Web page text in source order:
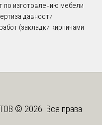
по изготовлению мебели
давности
(закладки кирпичами
© 2026. Все права